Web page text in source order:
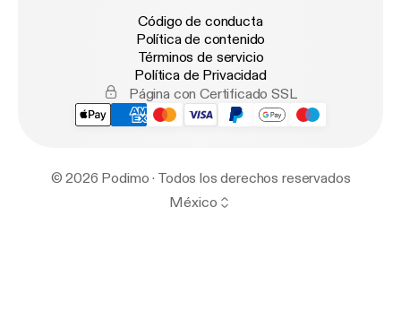
Código de conducta
Política de contenido
Términos de servicio
Política de Privacidad
Página con Certificado SSL
© 2026 Podimo · Todos los derechos reservados
México